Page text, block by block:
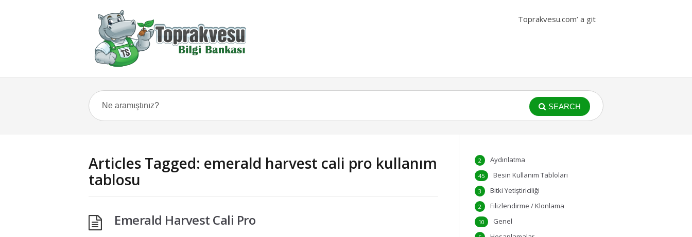
Toprakvesu.com’ a git
SEARCH
Articles Tagged: emerald harvest cali pro kullanım
tablosu
Emerald Harvest Cali Pro
Aydınlatma
2
Besin Kullanım Tabloları
45
Bitki Yetiştiriciliği
3
Filizlendirme / Klonlama
2
Genel
10